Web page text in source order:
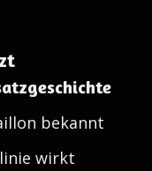
bekannt
wirkt